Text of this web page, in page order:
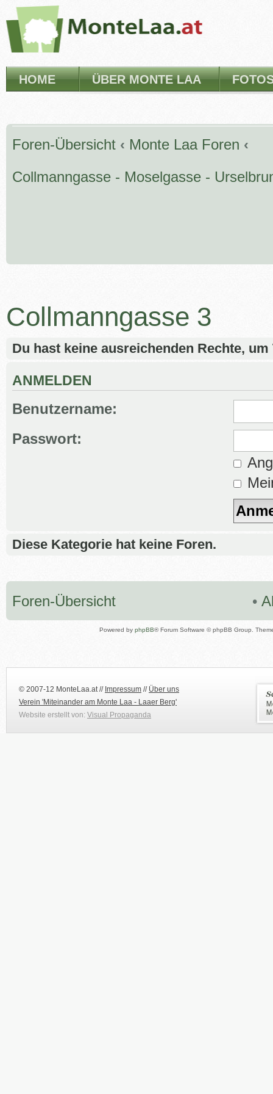
HOME ÜBER MONTE LAA
Foren-Übersicht ‹ Monte Laa Foren ‹
Collmanngasse - Moselgasse -
Collmanngasse 3
Du hast keine ausreichenden Rechte,
ANMELDEN
Benutzername:
Passwort:
Diese Kategorie hat keine Foren.
Foren-Übersicht •
Powered by phpBB® Forum Software © phpBB Group.
© 2007-12 MonteLaa.at // Impressum // Über uns
Verein 'Miteinander am Monte Laa - Laaer Berg'
Website erstellt von: Visual Propaganda